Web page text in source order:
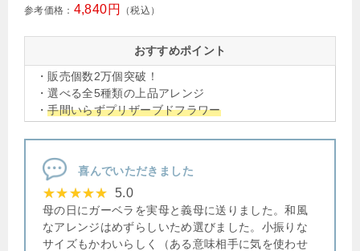
参考価格： 4,840円 （税込）
おすすめポイント
・販売個数2万個突破！
・選べる全5種類の上品アレンジ
・手間いらずプリザーブドフラワー
喜んでいただきました
5.0
母の日にガーベラを実母と義母に送りました。和風
なアレンジはめずらしいため選びました。小振りな
サイズもかわいらしく（ある意味相手に気を使わせ